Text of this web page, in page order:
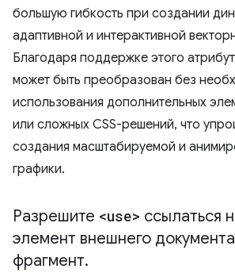
большую гибкость при создании
адаптивной и интерактивной
Благодаря поддержке этого
может быть преобразован без
использования дополнительных
или сложных CSS-решений, что
создания масштабируемой и
графики.
Разрешите <use> ссылаться
элемент внешнего документа
фрагмент.